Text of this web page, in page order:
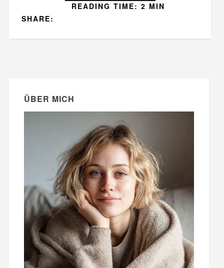
SHARE:
READING TIME: 2 MIN
ÜBER MICH